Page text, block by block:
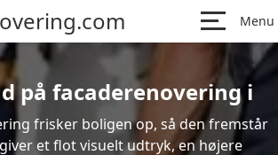
Menu
på facaderenovering i
frisker boligen op, så den fremstår
et flot visuelt udtryk, en højere